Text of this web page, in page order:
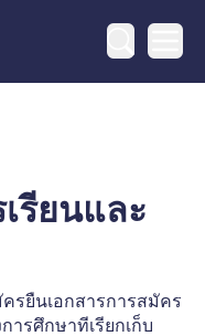
รียนและ
ครยืนเอกสารการสมัคร
ารศึกษาทีเรียกเก็บ